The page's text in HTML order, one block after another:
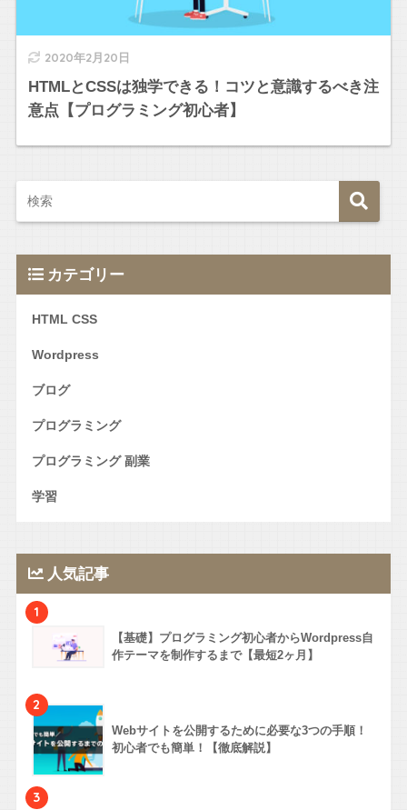
2020年2月20日
HTMLとCSSは独学できる！コツと意識するべき注
意点【プログラミング初心者】
カテゴリー
HTML CSS
Wordpress
ブログ
プログラミング
プログラミング 副業
学習
人気記事
1
【基礎】プログラミング初心者からWordpress自
作テーマを制作するまで【最短2ヶ月】
2
Webサイトを公開するために必要な3つの手順！
初心者でも簡単！【徹底解説】
3